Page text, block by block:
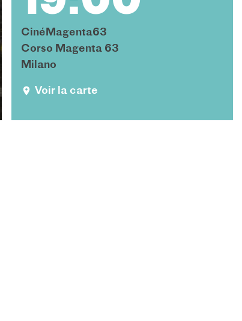
CinéMagenta63
Corso Magenta 63
Milano
Voir la carte